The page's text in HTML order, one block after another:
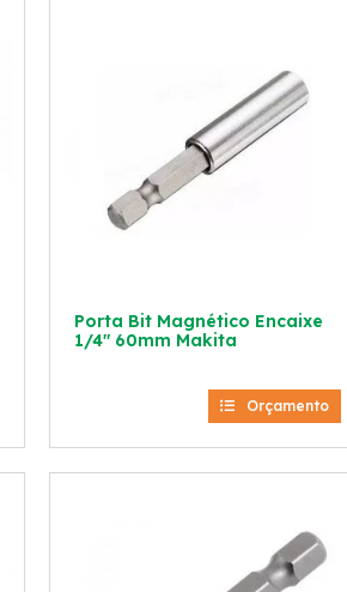
Porta Bit Magnético Encaixe
1/4″ 60mm Makita
Orçamento